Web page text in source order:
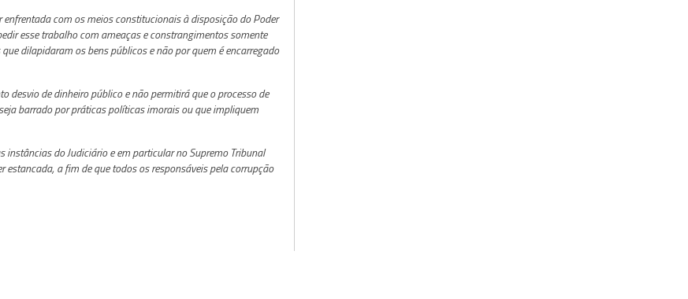
com os meios constitucionais à disposição do Poder
esse trabalho com ameaças e constrangimentos somente
dilapidaram os bens públicos e não por quem é encarregado
desvio de dinheiro público e não permitirá que o processo de
barrado por práticas políticas imorais ou que impliquem
instâncias do Judiciário e em particular no Supremo Tribunal
a fim de que todos os responsáveis pela corrupção